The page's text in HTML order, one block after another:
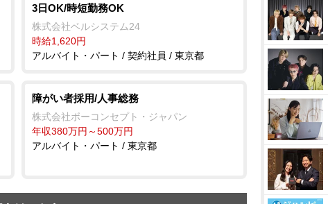
3日OK/時短勤務OK
株式会社ベルシステム24
時給1,620円
アルバイト・パート / 契約社員 / 東京都
障がい者採用/人事総務
株式会社ボーコンセプト・ジャパン
年収380万円～500万円
アルバイト・パート / 東京都